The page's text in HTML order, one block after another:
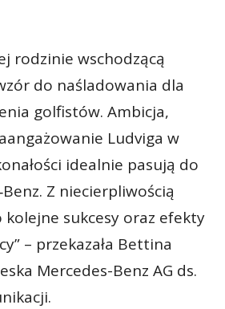
rodzinie wschodzącą
do naśladowania dla
golfistów. Ambicja,
Ludviga w
idealnie pasują do
Z niecierpliwością
kolejne sukcesy oraz efekty
– przekazała Bettina
Mercedes-Benz AG ds.